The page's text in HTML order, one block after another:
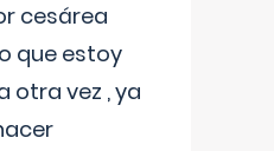
cesárea
que estoy
otra vez , ya